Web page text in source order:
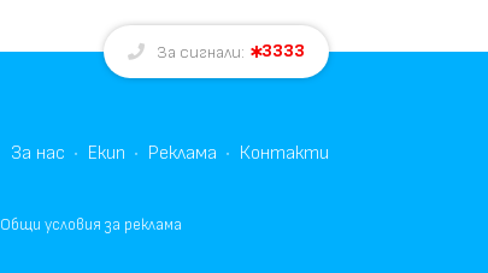
За сигнали: 3333
За нас Екип Реклама Контакти
Общи условия за реклама